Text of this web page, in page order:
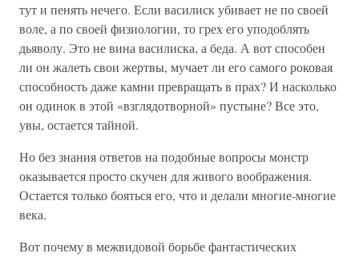
тут и пенять нечего. Если василиск убивает не по своей
воле, а по своей физиологии, то грех его уподоблять
дьяволу. Это не вина василиска, а беда. А вот способен
ли он жалеть свои жертвы, мучает ли его самого роковая
способность даже камни превращать в прах? И насколько
он одинок в этой «взглядотворной» пустыне? Все это,
увы, остается тайной.
Но без знания ответов на подобные вопросы монстр
оказывается просто скучен для живого воображения.
Остается только бояться его, что и делали многие-многие
века.
Вот почему в межвидовой борьбе фантастических